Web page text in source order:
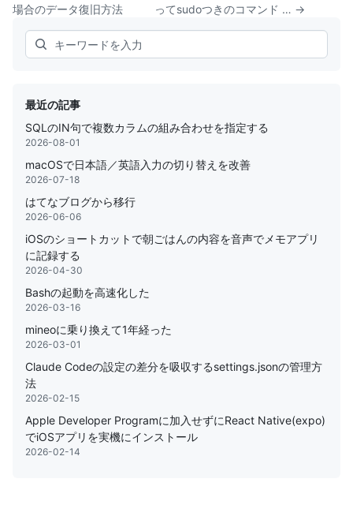
場合のデータ復旧方法
ってsudoつきのコマンド … →
Search
最近の記事
SQLのIN句で複数カラムの組み合わせを指定する
2026-08-01
macOSで日本語／英語入力の切り替えを改善
2026-07-18
はてなブログから移行
2026-06-06
iOSのショートカットで朝ごはんの内容を音声でメモアプリ
に記録する
2026-04-30
Bashの起動を高速化した
2026-03-16
mineoに乗り換えて1年経った
2026-03-01
Claude Codeの設定の差分を吸収するsettings.jsonの管理方
法
2026-02-15
Apple Developer Programに加入せずにReact Native(expo)
でiOSアプリを実機にインストール
2026-02-14